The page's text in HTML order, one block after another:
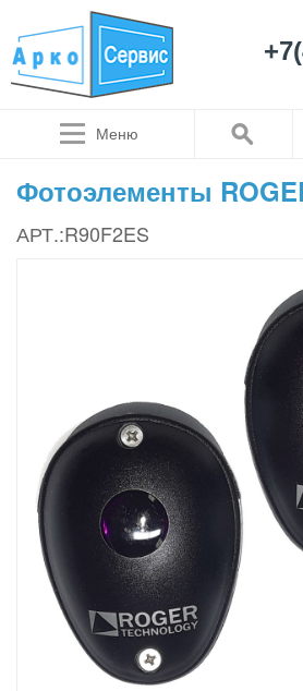
Меню
Фотоэлементы
АРТ.:R90F2ES